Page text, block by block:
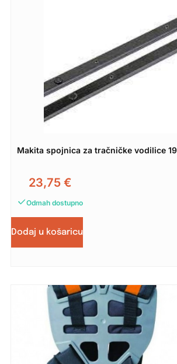
Makita spojnica za tračničke vodilice
23,75 €
Odmah dostupno
Dodaj u košaricu